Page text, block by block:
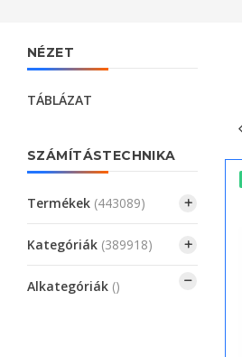
NÉZET
TÁBLÁZAT
SZÁMÍTÁSTECHNIKA
Termékek (443089)
Kategóriák (389918)
Alkategóriák ()